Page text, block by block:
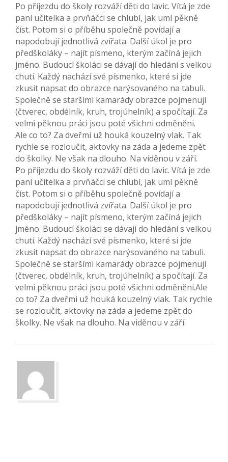
Po příjezdu do školy rozváží děti do lavic. Vítá je zde
paní učitelka a prvňáčci se chlubí, jak umí pěkně
číst. Potom si o příběhu společně povídají a
napodobují jednotlivá zvířata. Další úkol je pro
předškoláky – najít písmeno, kterým začíná jejich
jméno. Budoucí školáci se dávají do hledání s velkou
chutí. Každý nachází své písmenko, které si jde
zkusit napsat do obrazce narýsovaného na tabuli.
Společně se staršími kamarády obrazce pojmenují
(čtverec, obdélník, kruh, trojúhelník) a spočítají. Za
velmi pěknou práci jsou poté všichni odměněni.
Ale co to? Za dveřmi už houká kouzelný vlak. Tak
rychle se rozloučit, aktovky na záda a jedeme zpět
do školky. Ne však na dlouho. Na viděnou v září.
Po příjezdu do školy rozváží děti do lavic. Vítá je zde
paní učitelka a prvňáčci se chlubí, jak umí pěkně
číst. Potom si o příběhu společně povídají a
napodobují jednotlivá zvířata. Další úkol je pro
předškoláky – najít písmeno, kterým začíná jejich
jméno. Budoucí školáci se dávají do hledání s velkou
chutí. Každý nachází své písmenko, které si jde
zkusit napsat do obrazce narýsovaného na tabuli.
Společně se staršími kamarády obrazce pojmenují
(čtverec, obdélník, kruh, trojúhelník) a spočítají. Za
velmi pěknou práci jsou poté všichni odměněni.Ale
co to? Za dveřmi už houká kouzelný vlak. Tak rychle
se rozloučit, aktovky na záda a jedeme zpět do
školky. Ne však na dlouho. Na viděnou v září.